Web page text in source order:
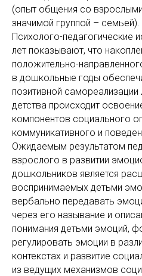
(опыт общения со
значимой группой – семьей).
Психолого-педагогические
лет показывают, что
положительно-
в дошкольные годы
позитивной самореализации
детства происходит
компонентов социального
коммуникативного и
Ожидаемым результатом
взрослого в развитии
дошкольников является
воспринимаемых детьми
вербально передавать
через его называние и
понимания детьми эмоций,
регулировать эмоции в
контекстах и развитие
из ведущих механизмов